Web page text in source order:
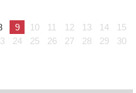
мати хворого на
із Драбівщини просить
дороговартісні ліки
за завищеною
9 10 11 12 13 14
15
24 25 26 27 28 29
30